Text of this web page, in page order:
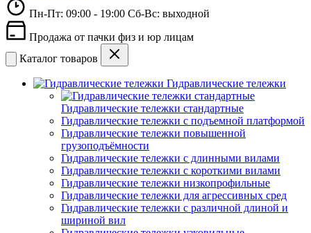
Пн-Пт: 09:00 - 19:00 Сб-Вс: выходной
Продажа от пачки физ и юр лицам
Каталог товаров
Гидравлические тележки
Гидравлические тележки стандартные
Гидравлические тележки с подъемной платформой
Гидравлические тележки повышенной
грузоподъёмности
Гидравлические тележки с длинными вилами
Гидравлические тележки с короткими вилами
Гидравлические тележки низкопрофильные
Гидравлические тележки для агрессивных сред
Гидравлические тележки с различной длиной и
шириной вил